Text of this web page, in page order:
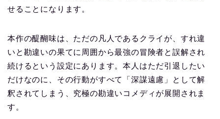
せることになります。
本作の醍醐味は、ただの凡人であるクライが、すれ違
いと勘違いの果てに周囲から最強の冒険者と誤解され
続けるという設定にあります。本人はただ引退したい
だけなのに、その行動がすべて「深謀遠慮」として解
釈されてしまう、究極の勘違いコメディが展開されま
す。